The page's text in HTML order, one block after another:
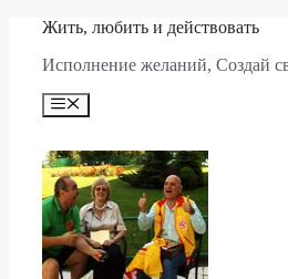
Перейти
содержимому
Жить, любить и действовать
Исполнение желаний, Создай
Меню